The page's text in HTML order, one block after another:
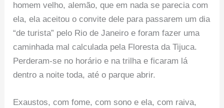
homem velho, alemão, que em nada se parecia com
ela, ela aceitou o convite dele para passarem um dia
“de turista” pelo Rio de Janeiro e foram fazer uma
caminhada mal calculada pela Floresta da Tijuca.
Perderam-se no horário e na trilha e ficaram lá
dentro a noite toda, até o parque abrir.
Exaustos, com fome, com sono e ela, com raiva,